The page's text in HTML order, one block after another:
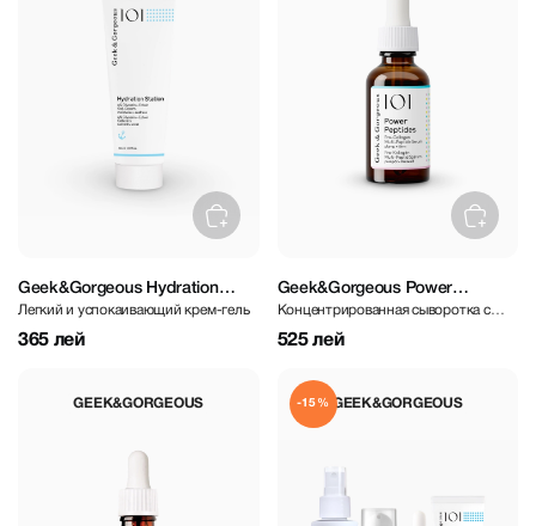
Geek&Gorgeous Hydration
Station 50 ml
Легкий и успокаивающий крем-гель
365 лей
Geek&Gorgeous Power
Peptides 30 ml
Концентрированная сыворотка с
пептидами
525 лей
GEEK&GORGEOUS GEEK&GORGEOUS
-15%